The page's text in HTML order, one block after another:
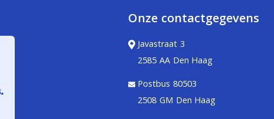
Onze contactgegevens
Javastraat 3
2585 AA Den Haag
Postbus 80503
2508 GM Den Haag